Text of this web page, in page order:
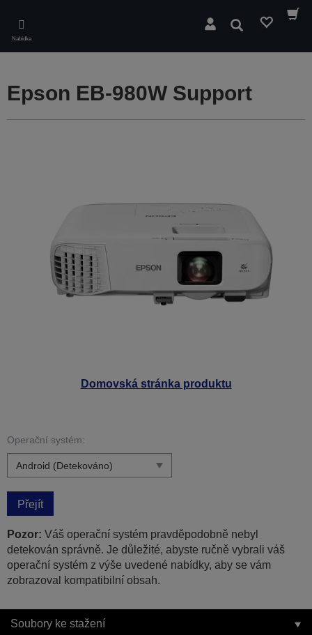
main
content
Nabídka
Hledat
Domovská stránka produktu
Epson EB-980W Support
Operační systém:
Přejít
Pozor: Váš operační systém pravděpodobně nebyl
detekován správně. Je důležité, abyste ručně vybrali váš
operační systém z výše uvedené nabídky, aby se vám
zobrazoval kompatibilní obsah.
Soubory ke stažení